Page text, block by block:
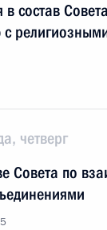
состав Совета
четверг
Совета по